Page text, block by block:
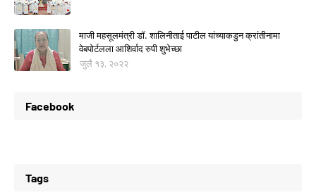
माजी महसूलमंत्री डॉ. शालिनीताई पाटील यांच्याकडुन क्रांतीनामा
वेबपोर्टलला आशिर्वाद रुपी शुभेच्छा
जुलै १३, २०२२
Facebook
Tags